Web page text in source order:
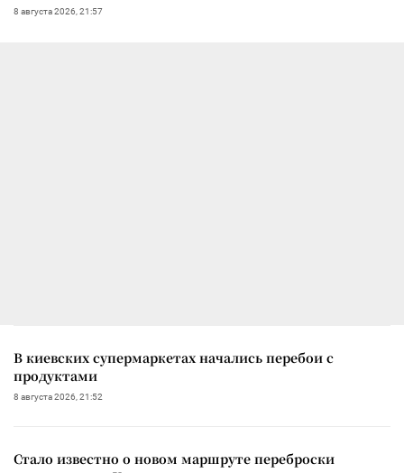
8 августа 2026, 21:57
В киевских супермаркетах начались перебои с
продуктами
8 августа 2026, 21:52
Стало известно о новом маршруте переброски